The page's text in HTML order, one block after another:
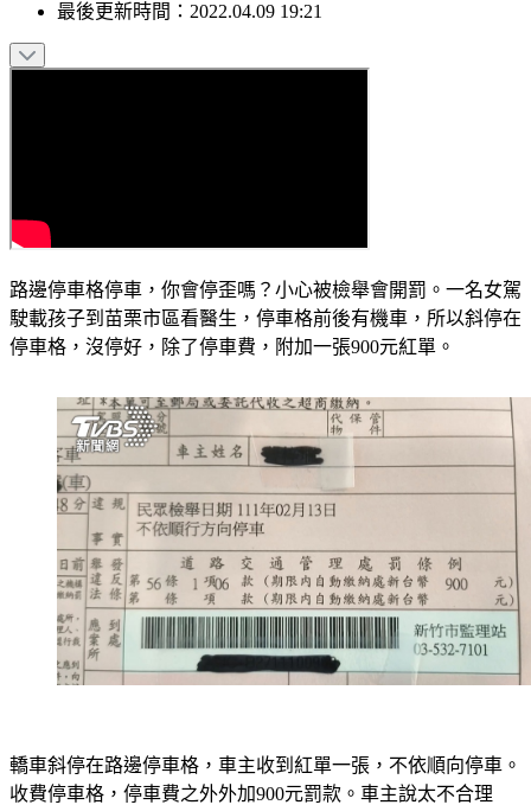
駛載孩子到苗栗市區看醫生，停車格前後有機車，所以斜停在
停車格，沒停好，除了停車費，附加一張900元紅單。
收費停車格，停車費之外外加900元罰款。車主說太不合理
了，是前後有機車擋著才沒停好。